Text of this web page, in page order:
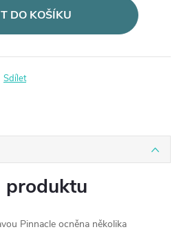
DO KOŠÍKU
Sdílet
produktu
Pinnacle ocněna několika